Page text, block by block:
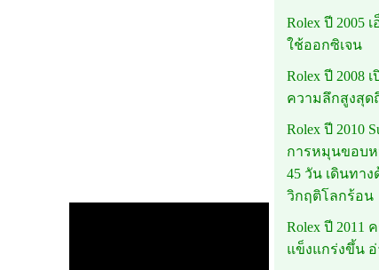
Rolex ปี 2005
ใช้ออกซิเจน
Rolex ปี 2008
ความลึกสูงสุด
Rolex ปี 2010
การหมุนขอบห
45 วัน เดินทา
วิกฤติโลกร้อน
Rolex ปี 2011
แข็งแกร่งขึ้น